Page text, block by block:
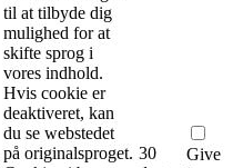
til at tilbyde dig
mulighed for at
skifte sprog i
vores indhold.
Hvis cookie er
deaktiveret, kan
du se webstedet
på originalsproget. 30
Give